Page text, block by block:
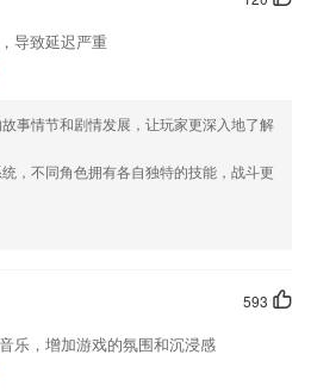
导致延迟严重
故事情节和剧情发展，让玩家更深入地了解
统，不同角色拥有各自独特的技能，战斗更
593
乐，增加游戏的氛围和沉浸感